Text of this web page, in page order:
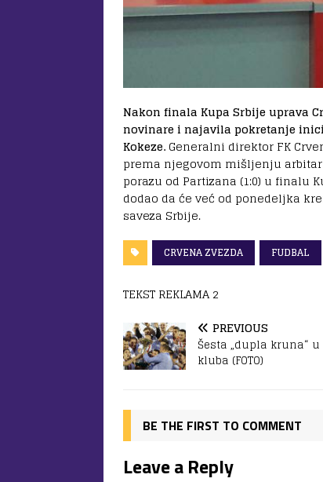
Nakon finala Kupa Srbije uprava
novinare i najavila pokretanje
Kokeze. Generalni direktor FK
prema njegovom mišljenju
porazu od Partizana (1:0) u finalu
dodao da će već od ponedeljka
saveza Srbije.
CRVENA ZVEZDA FUDBAL
TEKST REKLAMA 2
PREVIOUS
Šesta „dupla kruna“
kluba (FOTO)
BE THE FIRST TO COMMENT
Leave a Reply